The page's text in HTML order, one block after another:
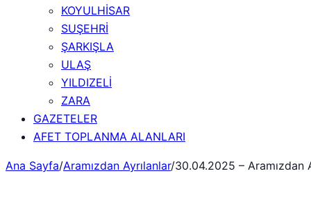
KOYULHİSAR
SUŞEHRİ
ŞARKIŞLA
ULAŞ
YILDIZELİ
ZARA
GAZETELER
AFET TOPLANMA ALANLARI
Ana Sayfa/Aramızdan Ayrılanlar/30.04.2025 – Aramızdan